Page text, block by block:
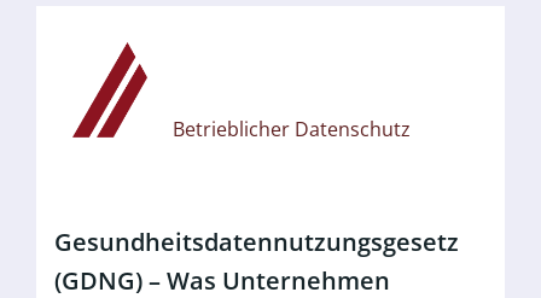
Betrieblicher Datenschutz
Gesundheitsdatennutzungsgesetz
(GDNG) – Was Unternehmen